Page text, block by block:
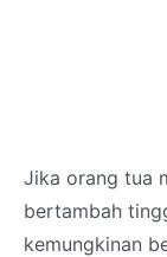
Jika orang tua
bertambah
kemungkinan